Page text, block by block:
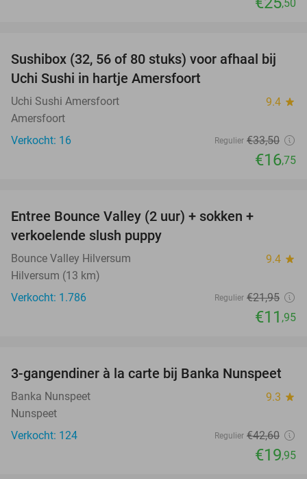
,50
50%
Sushibox (32, 56 of 80 stuks) voor afhaal bij
Uchi Sushi in hartje Amersfoort
Uchi Sushi Amersfoort 9.4 star
Amersfoort
Verkocht: 16
Regulier €33,50
€16,75
Entree Bounce Valley (2 uur) + sokken +
verkoelende slush puppy
Bounce Valley Hilversum 9.4 star
Hilversum (13 km)
Verkocht: 1.786
Regulier €21,95
€11 ,95
53%
3-gangendiner à la carte bij Banka Nunspeet
Banka Nunspeet 9.3 star
Nunspeet
Verkocht: 124
Regulier €42,60
€19,95